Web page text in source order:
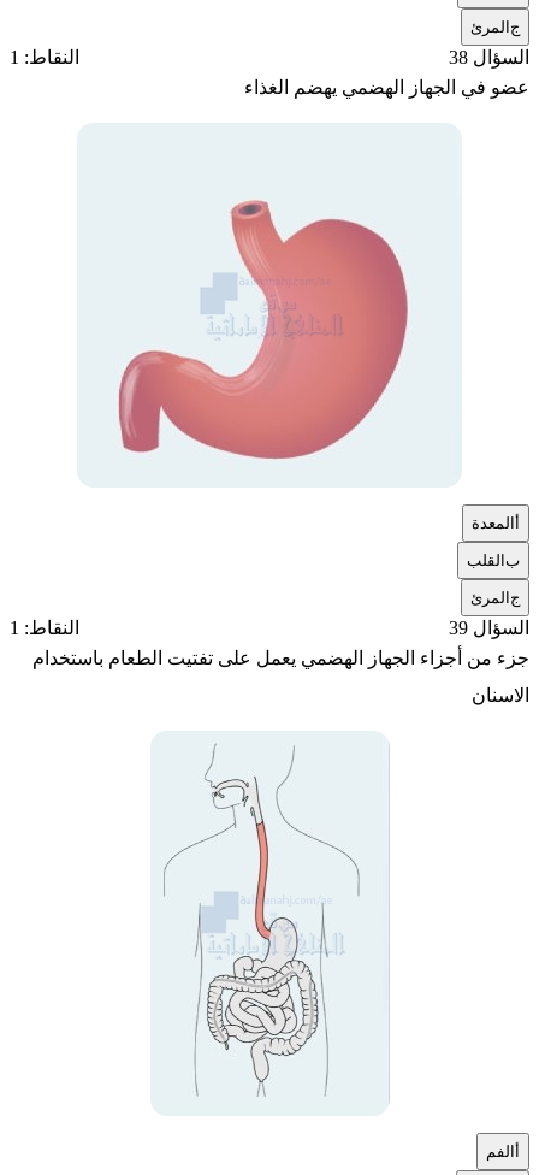
جالمرئ
السؤال 38
النقاط: 1
عضو في الجهاز الهضمي يهضم الغذاء
المعدة
بالقلب
جالمرئ
السؤال 39
النقاط: 1
جزء من أجزاء الجهاز الهضمي يعمل على تفتيت الطعام باستخدام
الاسنان
الفم